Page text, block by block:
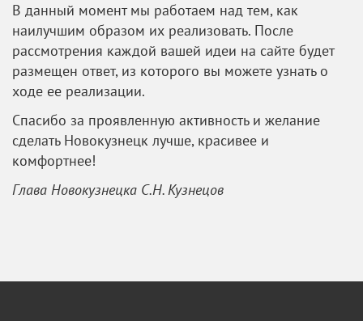
В данный момент мы работаем над тем, как
наилучшим образом их реализовать. После
рассмотрения каждой вашей идеи на сайте будет
размещен ответ, из которого вы можете узнать о
ходе ее реализации.
Спасибо за проявленную активность и желание
сделать Новокузнецк лучше, красивее и
комфортнее!
Глава Новокузнецка С.Н. Кузнецов